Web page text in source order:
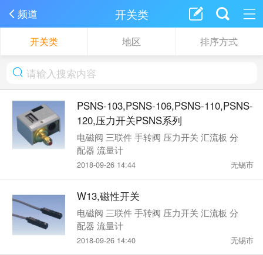
频道 开关类
开关类 地区 排序方式
PSNS-103,PSNS-106,PSNS-110,PSNS-
120,压力开关PSNS系列
电磁阀 三联件 手转阀 压力开关 汇流板 分
配器 流量计
2018-09-26 14:44 无锡市
W13,磁性开关
电磁阀 三联件 手转阀 压力开关 汇流板 分
配器 流量计
2018-09-26 14:40 无锡市